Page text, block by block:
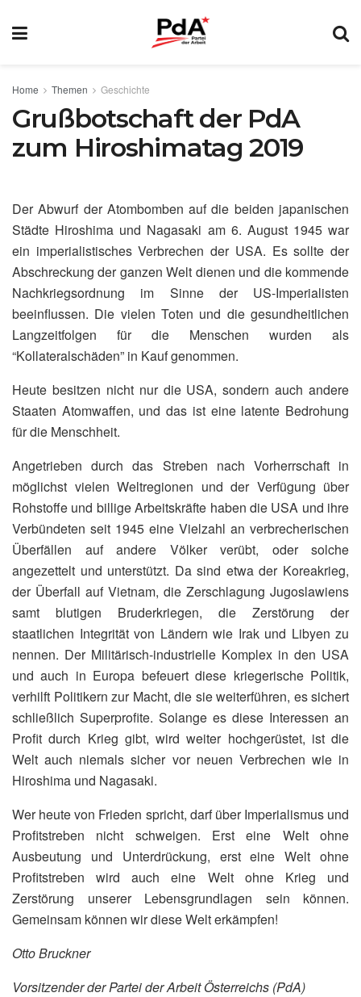
Home Themen Geschichte
Grußbotschaft der PdA
zum Hiroshimatag 2019
Der Abwurf der Atombomben auf die beiden japanischen
Städte Hiroshima und Nagasaki am 6. August 1945 war
ein imperialistisches Verbrechen der USA. Es sollte der
Abschreckung der ganzen Welt dienen und die kommende
Nachkriegsordnung im Sinne der US-Imperialisten
beeinflussen. Die vielen Toten und die gesundheitlichen
Langzeitfolgen für die Menschen wurden als
“Kollateralschäden” in Kauf genommen.
Heute besitzen nicht nur die USA, sondern auch andere
Staaten Atomwaffen, und das ist eine latente Bedrohung
für die Menschheit.
Angetrieben durch das Streben nach Vorherrschaft in
möglichst vielen Weltregionen und der Verfügung über
Rohstoffe und billige Arbeitskräfte haben die USA und ihre
Verbündeten seit 1945 eine Vielzahl an verbrecherischen
Überfällen auf andere Völker verübt, oder solche
angezettelt und unterstützt. Da sind etwa der Koreakrieg,
der Überfall auf Vietnam, die Zerschlagung Jugoslawiens
samt blutigen Bruderkriegen, die Zerstörung der
staatlichen Integrität von Ländern wie Irak und Libyen zu
nennen. Der Militärisch-industrielle Komplex in den USA
und auch in Europa befeuert diese kriegerische Politik,
verhilft Politikern zur Macht, die sie weiterführen, es sichert
schließlich Superprofite. Solange es diese Interessen an
Profit durch Krieg gibt, wird weiter hochgerüstet, ist die
Welt auch niemals sicher vor neuen Verbrechen wie in
Hiroshima und Nagasaki.
Wer heute von Frieden spricht, darf über Imperialismus und
Profitstreben nicht schweigen. Erst eine Welt ohne
Ausbeutung und Unterdrückung, erst eine Welt ohne
Profitstreben wird auch eine Welt ohne Krieg und
Zerstörung unserer Lebensgrundlagen sein können.
Gemeinsam können wir diese Welt erkämpfen!
Otto Bruckner
Vorsitzender der Partei der Arbeit Österreichs (PdA)